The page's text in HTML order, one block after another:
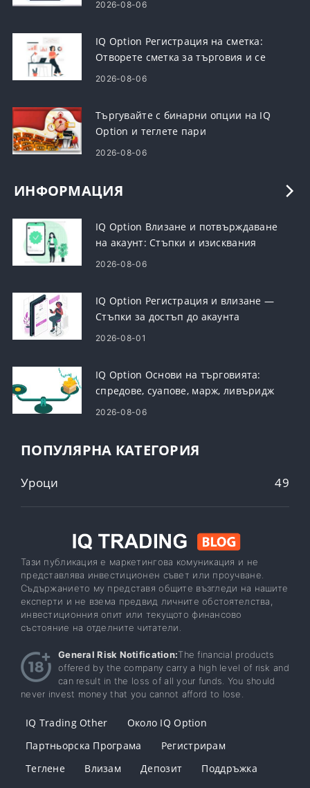
2026-08-06
IQ Option Регистрация на сметка:
Отворете сметка за търговия и се
регистрирайте
2026-08-06
Търгувайте с бинарни опции на IQ
Option и теглете пари
2026-08-06
ИНФОРМАЦИЯ
IQ Option Влизане и потвърждаване
на акаунт: Стъпки и изисквания
2026-08-06
IQ Option Регистрация и влизане —
Стъпки за достъп до акаунта
2026-08-01
IQ Option Основи на търговията:
спредове, суапове, марж, ливъридж
2026-08-06
ПОПУЛЯРНА КАТЕГОРИЯ
Уроци 49
Тази публикация е маркетингова комуникация и не
представлява инвестиционен съвет или проучване.
Съдържанието му представя общите възгледи на нашите
експерти и не взема предвид личните обстоятелства,
инвестиционния опит или текущото финансово
състояние на отделните читатели.
General Risk Notification:The financial products
offered by the company carry a high level of risk and
can result in the loss of all your funds. You should
never invest money that you cannot afford to lose.
IQ Trading Other
Около IQ Option
Партньорска Програма
Регистрирам
Теглене
Влизам Депозит
Поддръжка